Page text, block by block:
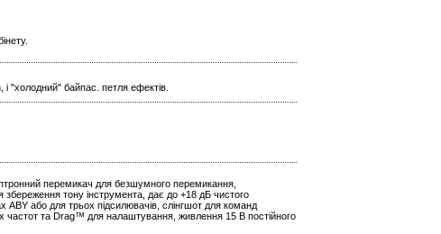
"холодний" байпас. петля ефектів.
перемикач для безшумного перемикання,
тону інструмента, дає до +18 дБ чистого
або для трьох підсилювачів, слінгшот для команд
частот та Drag™ для налаштування, живлення 15 В постійного